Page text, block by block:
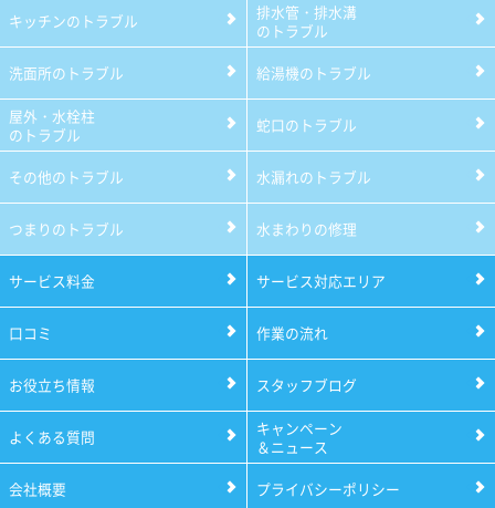
キッチンのトラブル
排水管・排水溝
のトラブル
洗面所のトラブル
給湯機のトラブル
屋外・水栓柱
のトラブル
蛇口のトラブル
その他のトラブル 水漏れのトラブル
つまりのトラブル 水まわりの修理
サービス料金 サービス対応エリア
口コミ 作業の流れ
お役立ち情報 スタッフブログ
よくある質問
キャンペーン
＆ニュース
会社概要
プライバシーポリシー